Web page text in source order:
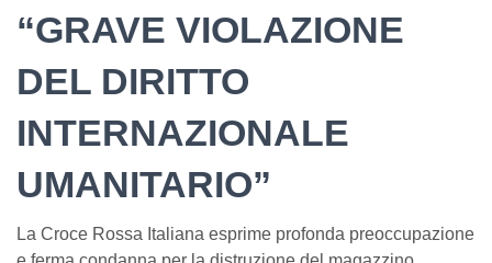
“GRAVE VIOLAZIONE
DEL DIRITTO
INTERNAZIONALE
UMANITARIO”
La Croce Rossa Italiana esprime profonda preoccupazione